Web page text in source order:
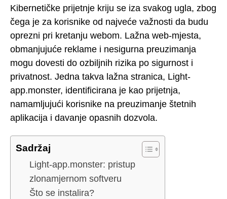
Kibernetičke prijetnje kriju se iza svakog ugla, zbog
čega je za korisnike od najveće važnosti da budu
oprezni pri kretanju webom. Lažna web-mjesta,
obmanjujuće reklame i nesigurna preuzimanja
mogu dovesti do ozbiljnih rizika po sigurnost i
privatnost. Jedna takva lažna stranica, Light-
app.monster, identificirana je kao prijetnja,
namamljujući korisnike na preuzimanje štetnih
aplikacija i davanje opasnih dozvola.
Sadržaj
Light-app.monster: pristup
zlonamjernom softveru
Što se instalira?